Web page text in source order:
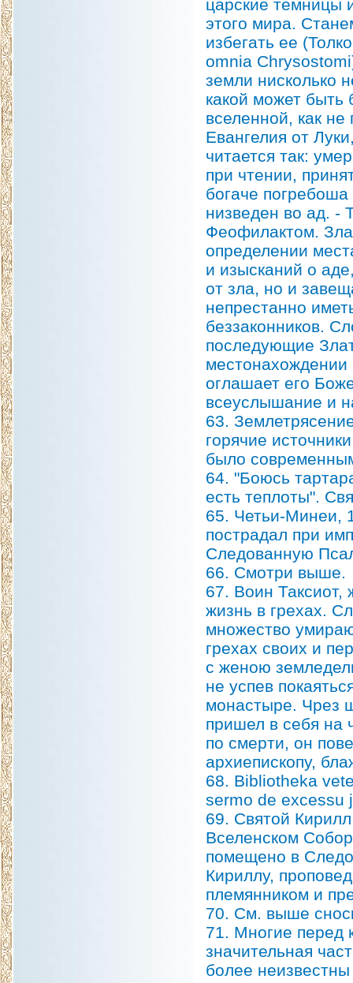
царские темницы
этого мира.
избегать ее
omnia
земли нисколько
какой может быть
вселенной, как
Евангелия от
читается так:
при чтении,
богаче
низведен во ад. -
Феофилактом.
определении
и изысканий о
от зла, но и
непрестанно
беззаконников.
последующие
оглашает его
всеуслышание и
63.
горячие
было
64. "Боюсь
есть теплоты".
65. Четьи-Минеи,
пострадал при
Следованную
66. Смотри выше.
67. Воин Таксиот,
жизнь в грехах.
множество
грехах своих и
с женою
не успев
монастыре. Чрез
пришел в себя на
по смерти, он
архиепископу,
68. Bibliotheka
sermo de excessu
69. Святой
Вселенском
помещено в
Кириллу,
племянником и
70. См. выше
71. Многие перед
значительная
более